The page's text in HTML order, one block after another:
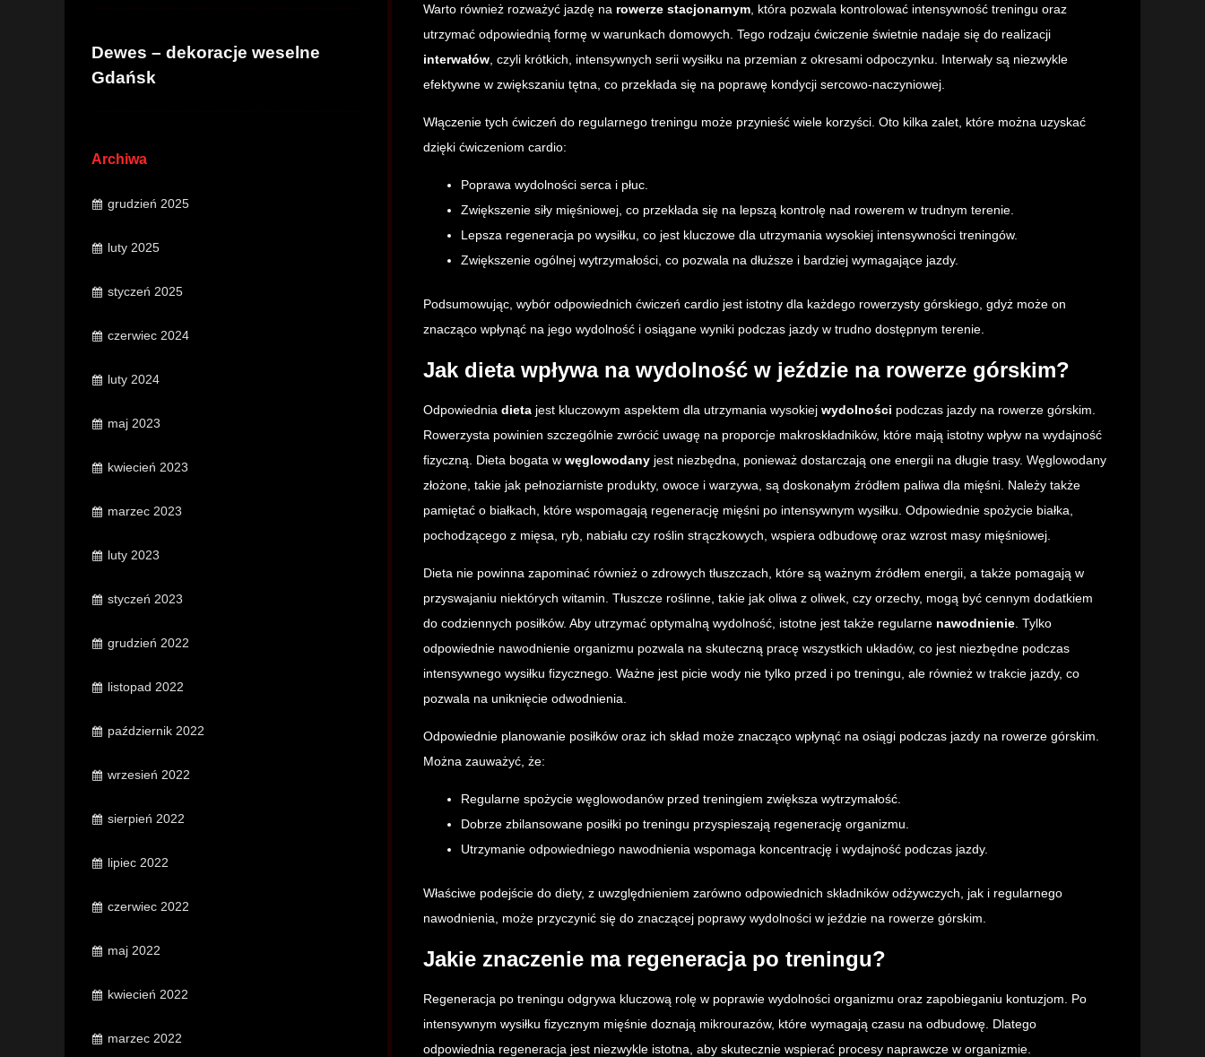
Dewes – dekoracje weselne
Gdańsk
Archiwa
grudzień 2025
luty 2025
styczeń 2025
czerwiec 2024
luty 2024
maj 2023
kwiecień 2023
marzec 2023
luty 2023
styczeń 2023
grudzień 2022
listopad 2022
październik 2022
wrzesień 2022
sierpień 2022
lipiec 2022
czerwiec 2022
maj 2022
kwiecień 2022
marzec 2022
Warto również rozważyć jazdę na rowerze stacjonarnym , która pozwala kontrolować intensywność treningu oraz
utrzymać odpowiednią formę w warunkach domowych. Tego rodzaju ćwiczenie świetnie nadaje się do realizacji
interwałów , czyli krótkich, intensywnych serii wysiłku na przemian z okresami odpoczynku. Interwały są niezwykle
efektywne w zwiększaniu tętna, co przekłada się na poprawę kondycji sercowo-naczyniowej.
Włączenie tych ćwiczeń do regularnego treningu może przynieść wiele korzyści. Oto kilka zalet, które można uzyskać
dzięki ćwiczeniom cardio:
Poprawa wydolności serca i płuc.
Zwiększenie siły mięśniowej, co przekłada się na lepszą kontrolę nad rowerem w trudnym terenie.
Lepsza regeneracja po wysiłku, co jest kluczowe dla utrzymania wysokiej intensywności treningów.
Zwiększenie ogólnej wytrzymałości, co pozwala na dłuższe i bardziej wymagające jazdy.
Podsumowując, wybór odpowiednich ćwiczeń cardio jest istotny dla każdego rowerzysty górskiego, gdyż może on
znacząco wpłynąć na jego wydolność i osiągane wyniki podczas jazdy w trudno dostępnym terenie.
Jak dieta wpływa na wydolność w jeździe na rowerze górskim?
Odpowiednia dieta jest kluczowym aspektem dla utrzymania wysokiej wydolności podczas jazdy na rowerze górskim.
Rowerzysta powinien szczególnie zwrócić uwagę na proporcje makroskładników, które mają istotny wpływ na wydajność
fizyczną. Dieta bogata w węglowodany jest niezbędna, ponieważ dostarczają one energii na długie trasy. Węglowodany
złożone, takie jak pełnoziarniste produkty, owoce i warzywa, są doskonałym źródłem paliwa dla mięśni. Należy także
pamiętać o białkach, które wspomagają regenerację mięśni po intensywnym wysiłku. Odpowiednie spożycie białka,
pochodzącego z mięsa, ryb, nabiału czy roślin strączkowych, wspiera odbudowę oraz wzrost masy mięśniowej.
Dieta nie powinna zapominać również o zdrowych tłuszczach, które są ważnym źródłem energii, a także pomagają w
przyswajaniu niektórych witamin. Tłuszcze roślinne, takie jak oliwa z oliwek, czy orzechy, mogą być cennym dodatkiem
do codziennych posiłków. Aby utrzymać optymalną wydolność, istotne jest także regularne nawodnienie . Tylko
odpowiednie nawodnienie organizmu pozwala na skuteczną pracę wszystkich układów, co jest niezbędne podczas
intensywnego wysiłku fizycznego. Ważne jest picie wody nie tylko przed i po treningu, ale również w trakcie jazdy, co
pozwala na uniknięcie odwodnienia.
Odpowiednie planowanie posiłków oraz ich skład może znacząco wpłynąć na osiągi podczas jazdy na rowerze górskim.
Można zauważyć, że:
Regularne spożycie węglowodanów przed treningiem zwiększa wytrzymałość.
Dobrze zbilansowane posiłki po treningu przyspieszają regenerację organizmu.
Utrzymanie odpowiedniego nawodnienia wspomaga koncentrację i wydajność podczas jazdy.
Właściwe podejście do diety, z uwzględnieniem zarówno odpowiednich składników odżywczych, jak i regularnego
nawodnienia, może przyczynić się do znaczącej poprawy wydolności w jeździe na rowerze górskim.
Jakie znaczenie ma regeneracja po treningu?
Regeneracja po treningu odgrywa kluczową rolę w poprawie wydolności organizmu oraz zapobieganiu kontuzjom. Po
intensywnym wysiłku fizycznym mięśnie doznają mikrourazów, które wymagają czasu na odbudowę. Dlatego
odpowiednia regeneracja jest niezwykle istotna, aby skutecznie wspierać procesy naprawcze w organizmie.